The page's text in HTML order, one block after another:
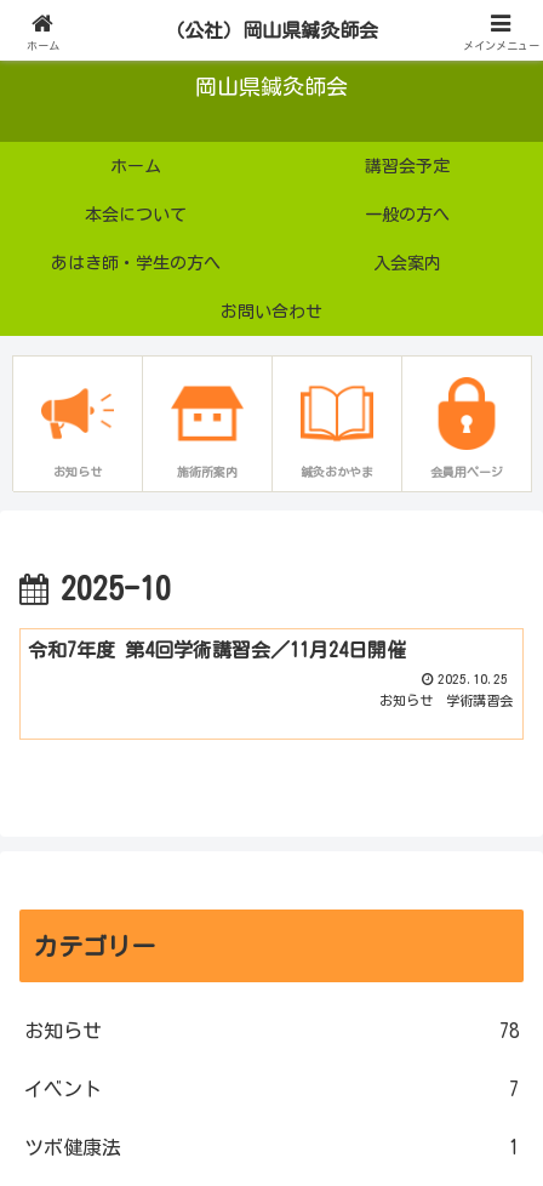
公益社団法人
岡山県鍼灸師会
ホーム 講習会予定
本会について 一般の方へ
あはき師・学生の方へ 入会案内
お問い合わせ
お知らせ 施術所案内 鍼灸おかやま 会員用ページ
2025-10
令和7年度 第4回学術講習会／11月24日開催
2025.10.25
お知らせ
学術講習会
カテゴリー
お知らせ 78
イベント 7
ツボ健康法 1
ホーム
（公社）岡山県鍼灸師会
メインメニュー